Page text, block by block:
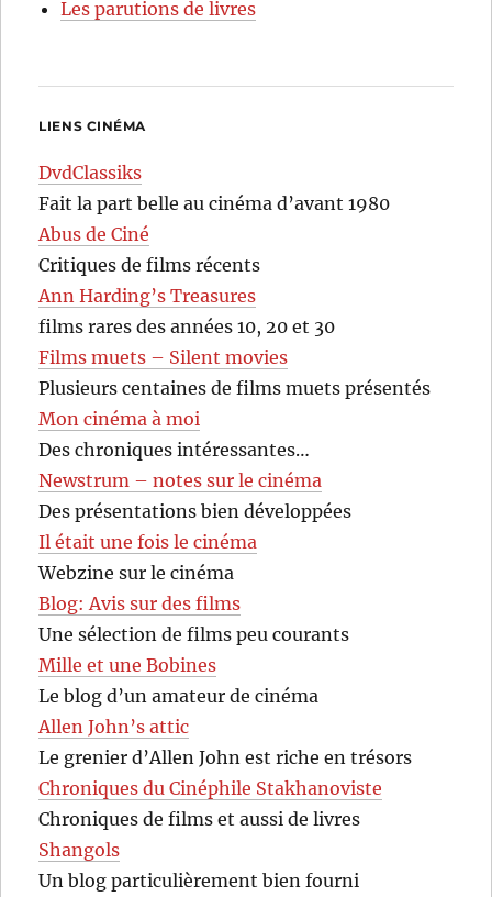
Les parutions de livres
LIENS CINÉMA
DvdClassiks
Fait la part belle au cinéma d’avant 1980
Abus de Ciné
Critiques de films récents
Ann Harding’s Treasures
films rares des années 10, 20 et 30
Films muets – Silent movies
Plusieurs centaines de films muets présentés
Mon cinéma à moi
Des chroniques intéressantes…
Newstrum – notes sur le cinéma
Des présentations bien développées
Il était une fois le cinéma
Webzine sur le cinéma
Blog: Avis sur des films
Une sélection de films peu courants
Mille et une Bobines
Le blog d’un amateur de cinéma
Allen John’s attic
Le grenier d’Allen John est riche en trésors
Chroniques du Cinéphile Stakhanoviste
Chroniques de films et aussi de livres
Shangols
Un blog particulièrement bien fourni